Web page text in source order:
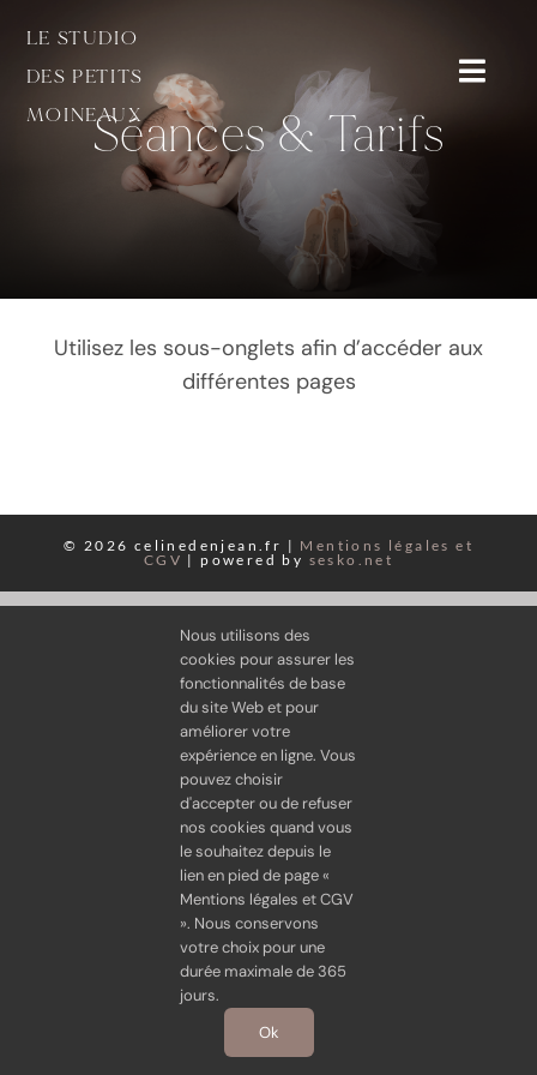
contenu
LE STUDIO
DES PETITS
MOINEAUX
Accueil
Divers
Séances & Tarifs
Utilisez les sous-onglets afin d’accéder aux
différentes pages
© 2026 celinedenjean.fr | Mentions légales et
CGV | powered by sesko.net
Nous utilisons des
cookies pour assurer les
fonctionnalités de base
du site Web et pour
améliorer votre
expérience en ligne. Vous
pouvez choisir
d'accepter ou de refuser
nos cookies quand vous
le souhaitez depuis le
lien en pied de page «
Mentions légales et CGV
». Nous conservons
votre choix pour une
durée maximale de 365
jours.
Ok